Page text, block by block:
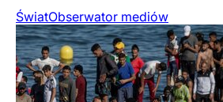
ŚwiatObserwator mediów